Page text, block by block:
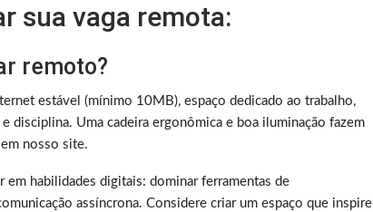
sua vaga remota:
remoto?
estável (mínimo 10MB), espaço dedicado ao trabalho,
disciplina. Uma cadeira ergonômica e boa iluminação fazem
em nosso site.
habilidades digitais: dominar ferramentas de
assíncrona. Considere criar um espaço que inspire